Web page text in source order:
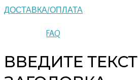
ДОСТАВКА/ОПЛАТА
FAQ
ВВЕДИТЕ ТЕКСТ